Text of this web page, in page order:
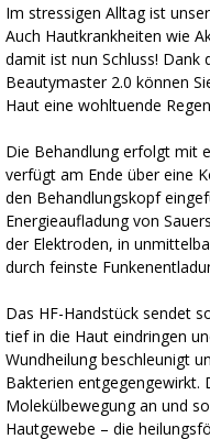
Im stressigen Alltag ist
Auch Hautkrankheiten wie
damit ist nun Schluss! Dank
Beautymaster 2.0 können
Haut eine wohltuende
Die Behandlung erfolgt mit
verfügt am Ende über eine
den Behandlungskopf
Energieaufladung von
der Elektroden, in
durch feinste
Das HF-Handstück sendet
tief in die Haut eindringen
Wundheilung beschleunigt
Bakterien entgegengewirkt.
Molekülbewegung an und
Hautgewebe – die